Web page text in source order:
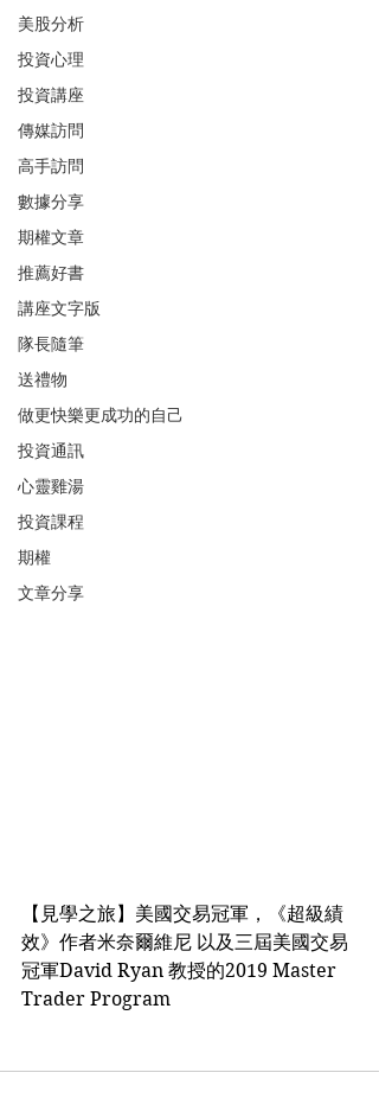
美股分析
投資心理
投資講座
傳媒訪問
高手訪問
數據分享
期權文章
推薦好書
講座文字版
隊長隨筆
送禮物
做更快樂更成功的自己
投資通訊
心靈雞湯
投資課程
期權
文章分享
【見學之旅】美國交易冠軍，《超級績
效》作者米奈爾維尼 以及三屆美國交易
冠軍David Ryan 教授的2019 Master
Trader Program